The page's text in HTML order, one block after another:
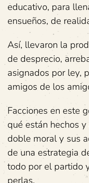
educativo, para
ensueños, de
Así, llevaron la
de desprecio,
asignados por ley,
amigos de los
Facciones en este
qué están hechos
doble moral y sus
de una estrategia
todo por el partido